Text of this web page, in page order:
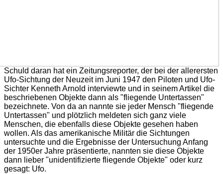
Schuld daran hat ein Zeitungsreporter, der bei der allerersten
Ufo-Sichtung der Neuzeit im Juni 1947 den Piloten und Ufo-
Sichter Kenneth Arnold interviewte und in seinem Artikel die
beschriebenen Objekte dann als "fliegende Untertassen"
bezeichnete. Von da an nannte sie jeder Mensch "fliegende
Untertassen" und plötzlich meldeten sich ganz viele
Menschen, die ebenfalls diese Objekte gesehen haben
wollen. Als das amerikanische Militär die Sichtungen
untersuchte und die Ergebnisse der Untersuchung Anfang
der 1950er Jahre präsentierte, nannten sie diese Objekte
dann lieber "unidentifizierte fliegende Objekte" oder kurz
gesagt: Ufo.